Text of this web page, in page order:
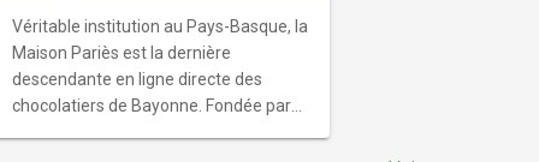
Véritable institution au Pays-Basque, la
Maison Pariès est la dernière
descendante en ligne directe des
chocolatiers de Bayonne. Fondée par